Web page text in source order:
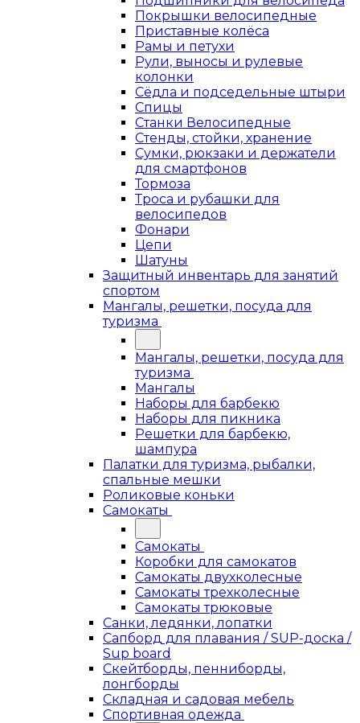
Покрышки велосипедные
Приставные колёса
Рамы и петухи
Рули, выносы и рулевые
колонки
Сёдла и подседельные штыри
Спицы
Станки Велосипедные
Стенды, стойки, хранение
Сумки, рюкзаки и держатели
для смартфонов
Тормоза
Троса и рубашки для
велосипедов
Фонари
Цепи
Шатуны
Защитный инвентарь для занятий
спортом
Мангалы, решетки, посуда для
туризма
Мангалы, решетки, посуда для
туризма
Мангалы
Наборы для барбекю
Наборы для пикника
Решетки для барбекю,
шампура
Палатки для туризма, рыбалки,
спальные мешки
Роликовые коньки
Самокаты
Самокаты
Коробки для самокатов
Самокаты двухколесные
Самокаты трехколесные
Самокаты трюковые
Санки, ледянки, лопатки
Сапборд для плавания / SUP-доска /
Sup board
Скейтборды, пенниборды,
лонгборды
Складная и садовая мебель
Спортивная одежда